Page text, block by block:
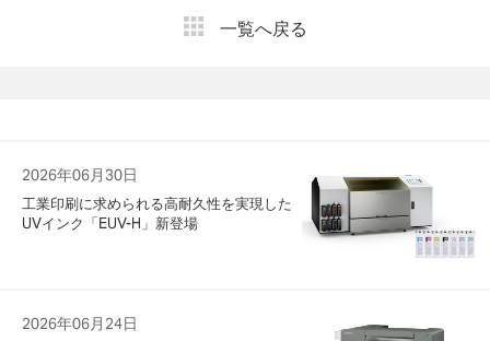
一覧へ戻る
2026年06月30日
工業印刷に求められる高耐久性を実現した
UVインク「EUV-H」新登場
2026年06月24日